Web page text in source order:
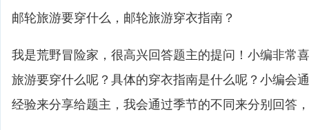
邮轮旅游要穿什么，邮轮旅游穿衣指南？
我是荒野冒险家，很高兴回答题主的提问！小编非常
旅游要穿什么呢？具体的穿衣指南是什么呢？小编会
经验来分享给题主，我会通过季节的不同来分别回答